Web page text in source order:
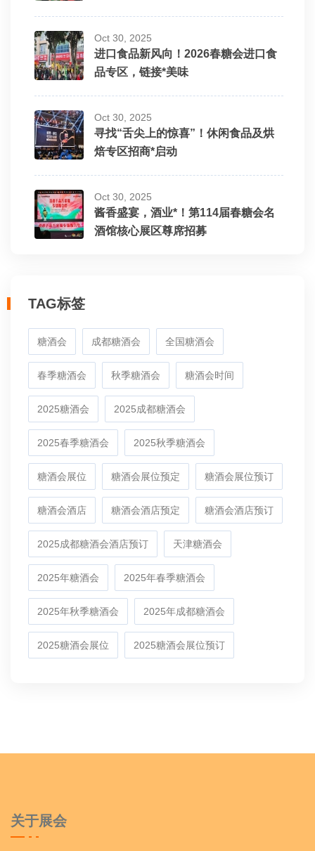
Oct 30, 2025
进口食品新风向！2026春糖会进口食
品专区，链接*美味
Oct 30, 2025
寻找“舌尖上的惊喜”！休闲食品及烘
焙专区招商*启动
Oct 30, 2025
酱香盛宴，酒业*！第114届春糖会名
酒馆核心展区尊席招募
TAG标签
糖酒会 成都糖酒会 全国糖酒会
春季糖酒会 秋季糖酒会 糖酒会时间
2025糖酒会 2025成都糖酒会
2025春季糖酒会 2025秋季糖酒会
糖酒会展位 糖酒会展位预定 糖酒会展位预订
糖酒会酒店 糖酒会酒店预定 糖酒会酒店预订
2025成都糖酒会酒店预订 天津糖酒会
2025年糖酒会 2025年春季糖酒会
2025年秋季糖酒会 2025年成都糖酒会
2025糖酒会展位 2025糖酒会展位预订
关于展会